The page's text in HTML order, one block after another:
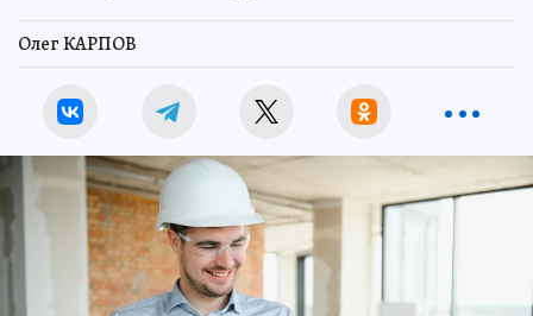
Олег КАРПОВ